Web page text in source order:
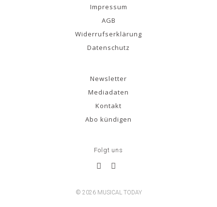
Impressum
AGB
Widerrufserklärung
Datenschutz
Newsletter
Mediadaten
Kontakt
Abo kündigen
Folgt uns
© 2026 MUSICAL TODAY